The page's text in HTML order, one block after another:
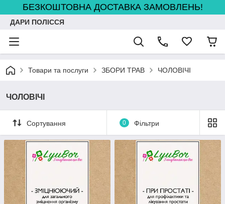
БЕЗКОШТОВНА ДОСТАВКА ЗАМОВЛЕНЬ!
ДАРИ ПОЛІССЯ
Товари та послуги ЗБОРИ ТРАВ ЧОЛОВІЧІ
ЧОЛОВІЧІ
Сортування 0 Фільтри